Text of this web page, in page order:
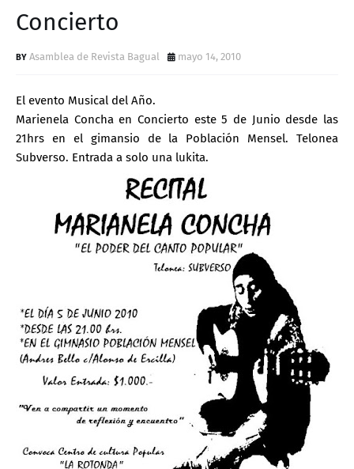
Concierto
Asamblea de Revista Bagual mayo 14, 2010
El evento Musical del Año.
Marienela Concha en Concierto este 5 de Junio desde las
21hrs en el gimansio de la Población Mensel. Telonea
Subverso. Entrada a solo una lukita.